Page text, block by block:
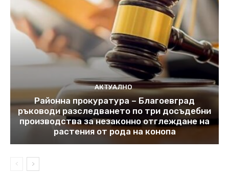
АКТУАЛНО
Районна прокуратура – Благоевград
ръководи разследването по три досъдебни
производства за незаконно отглеждане на
растения от рода на конопа